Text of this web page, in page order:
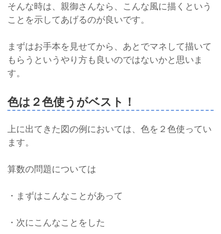
そんな時は、親御さんなら、こんな風に描くという
ことを示してあげるのが良いです。
まずはお手本を見せてから、あとでマネして描いて
もらうというやり方も良いのではないかと思いま
す。
色は２色使うがベスト！
上に出てきた図の例においては、色を２色使ってい
ます。
算数の問題については
・まずはこんなことがあって
・次にこんなことをした